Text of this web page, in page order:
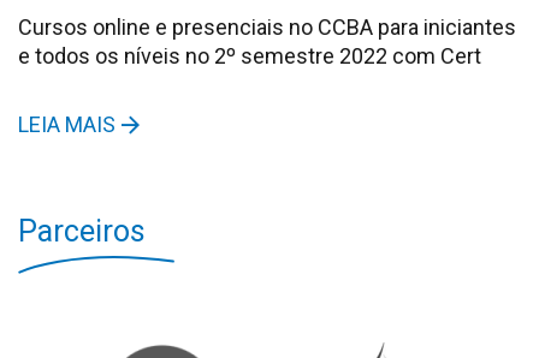
Cursos online e presenciais no CCBA para iniciantes
e todos os níveis no 2º semestre 2022 com Cert
LEIA MAIS
Parceiros